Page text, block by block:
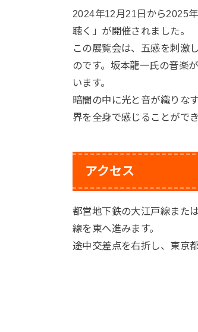
2024年12月21日から2025
聴く」が開催されました。
この展覧会は、五感を刺激
のです。坂本龍一氏の音楽
います。
暗闇の中に光と音が織りな
界を全身で感じることがで
アクセス
都営地下鉄の大江戸線また
線を東へ進みます。
途中交差点を右折し、東京